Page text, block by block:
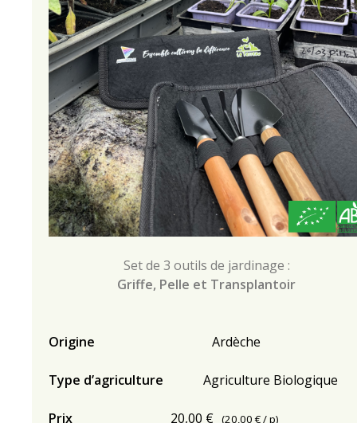
Set de 3 outils de jardinage :
Griffe, Pelle et Transplantoir
Origine Ardèche
Type d’agriculture Agriculture Biologique
Prix 20,00 € (20,00 €/ p)